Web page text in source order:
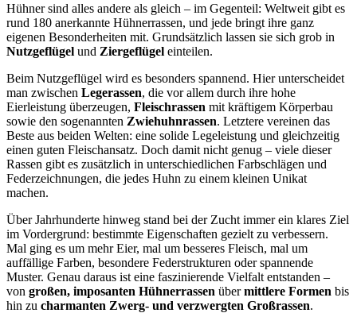
Hühner sind alles andere als gleich – im Gegenteil: Weltweit gibt es
rund 180 anerkannte Hühnerrassen, und jede bringt ihre ganz
eigenen Besonderheiten mit. Grundsätzlich lassen sie sich grob in
Nutzgeflügel und Ziergeflügel einteilen.
Beim Nutzgeflügel wird es besonders spannend. Hier unterscheidet
man zwischen Legerassen, die vor allem durch ihre hohe
Eierleistung überzeugen, Fleischrassen mit kräftigem Körperbau
sowie den sogenannten Zwiehuhnrassen. Letztere vereinen das
Beste aus beiden Welten: eine solide Legeleistung und gleichzeitig
einen guten Fleischansatz. Doch damit nicht genug – viele dieser
Rassen gibt es zusätzlich in unterschiedlichen Farbschlägen und
Federzeichnungen, die jedes Huhn zu einem kleinen Unikat
machen.
Über Jahrhunderte hinweg stand bei der Zucht immer ein klares Ziel
im Vordergrund: bestimmte Eigenschaften gezielt zu verbessern.
Mal ging es um mehr Eier, mal um besseres Fleisch, mal um
auffällige Farben, besondere Federstrukturen oder spannende
Muster. Genau daraus ist eine faszinierende Vielfalt entstanden –
von großen, imposanten Hühnerrassen übermittlere Formen bis
hin zu charmanten Zwerg- und verzwergten Großrassen.